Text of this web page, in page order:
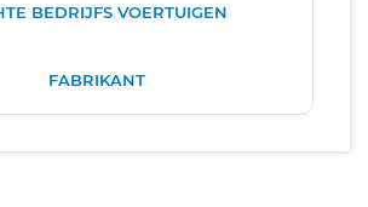
BEDRIJFS VOERTUIGEN
FABRIKANT